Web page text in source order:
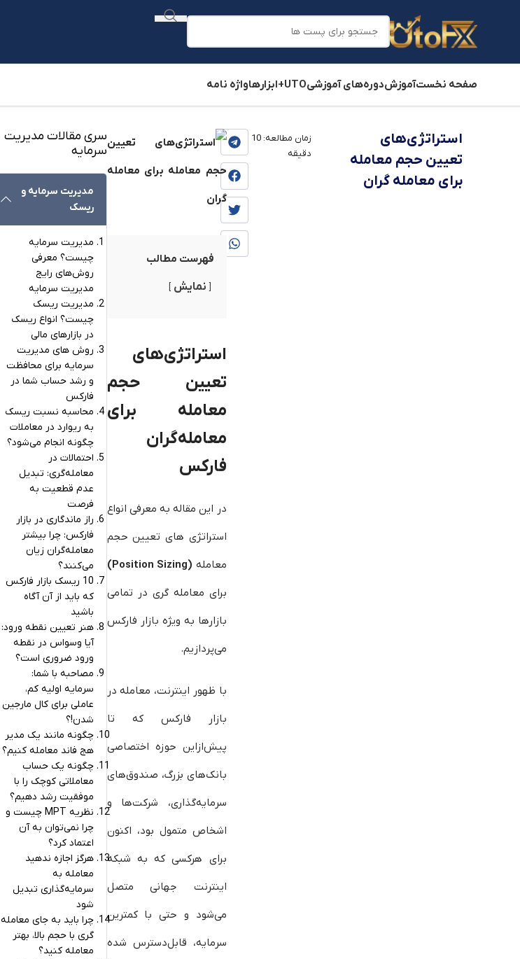
صفحه نخستآموزشدوره‌های آموزشیUTO+ ابزارهاواژه نامه
بلاگ »آموزش »آموزش مدیریت سرمایه
استراتژی‌های
تعیین حجم معامله
برای معامله گران
زمان مطالعه: 10
دقیقه
فهرست مطالب
نمایش
استراتژی‌های
تعیین حجم
معامله برای
معامله‌گران
فارکس
در این مقاله به معرفی انواع
استراتژی های تعیین حجم
معامله (Position Sizing)
برای معامله گری در تمامی
بازارها به ویژه بازار فارکس
می‌پردازیم.
با ظهور اینترنت، معامله در
بازار فارکس که تا
پیش‌ازاین حوزه اختصاصی
بانک‌های بزرگ، صندوق‌های
سرمایه‌گذاری، شرکت‌ها و
اشخاص متمول بود، اکنون
برای هرکسی که به شبکه
اینترنت جهانی متصل
می‌شود و حتی با کمترین
سرمایه، قابل‌دسترس شده
سری مقالات مدیریت
سرمایه
مدیریت سرمایه و
ریسک
مدیریت سرمایه
چیست؟ معرفی
روش‌های رایج
مدیریت سرمایه
مدیریت ریسک
چیست؟ انواع ریسک
در بازارهای مالی
روش های مدیریت
سرمایه برای محافظت
و رشد حساب شما در
فارکس
محاسبه نسبت ریسک
به ریوارد در معاملات
چگونه انجام می‌شود؟
احتمالات در
معامله‌گری: تبدیل
عدم قطعیت به
فرصت
راز ماندگاری در بازار
فارکس: چرا بیشتر
معامله‌گران زیان
می‌کنند؟
10 ریسک بازار فارکس
که باید از آن آگاه
باشید
هنر تعیین نقطه ورود:
آیا وسواس در نقطه
ورود ضروری است؟
مصاحبه با شما:
سرمایه اولیه کم،
عاملی برای کال مارجین
شدن!؟
چگونه مانند یک مدیر
هج فاند معامله کنیم؟
چگونه یک حساب
معاملاتی کوچک را با
موفقیت رشد دهیم؟
نظریه MPT چیست و
چرا نمی‌توان به آن
اعتماد کرد؟
هرگز اجازه ندهید
معامله به
سرمایه‌گذاری تبدیل
شود
چرا باید به جای معامله
گری با حجم بالا، بهتر
معامله کنید؟